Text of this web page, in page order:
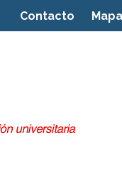
Contacto